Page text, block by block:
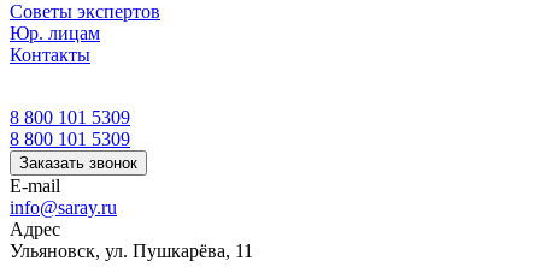
Советы экспертов
Юр. лицам
Контакты
8 800 101 5309
8 800 101 5309
Заказать звонок
E-mail
info@saray.ru
Адрес
Ульяновск, ул. Пушкарёва, 11